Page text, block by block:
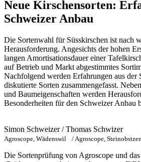
Neue Kirschensorten:
Schweizer Anbau
Die Sortenwahl für Süsskirschen ist nach
Herausforderung. Angesichts der hohen
langen Amortisationsdauer einer
auf Betrieb und Markt abgestimmtes
Nachfolgend werden Erfahrungen aus der
diskutierte Sorten zusammengefasst.
und Baumeigenschaften werden
Besonderheiten für den Schweizer Anbau
Simon Schweizer / Thomas Schwizer
Agroscope, Wädenswil / Agroscope,
Die Sortenprüfung von Agroscope und